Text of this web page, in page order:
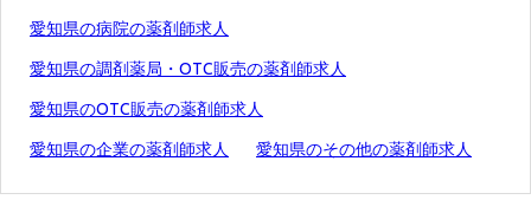
愛知県の病院の薬剤師求人
愛知県の調剤薬局・OTC販売の薬剤師求人
愛知県のOTC販売の薬剤師求人
愛知県の企業の薬剤師求人 愛知県のその他の薬剤師求人